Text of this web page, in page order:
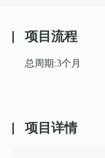
项目流程
总周期:3个月
项目详情